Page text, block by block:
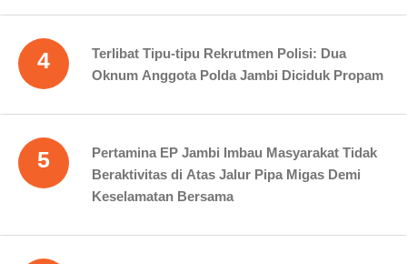
4
Terlibat Tipu-tipu Rekrutmen Polisi: Dua
Oknum Anggota Polda Jambi Diciduk Propam
5
Pertamina EP Jambi Imbau Masyarakat Tidak
Beraktivitas di Atas Jalur Pipa Migas Demi
Keselamatan Bersama